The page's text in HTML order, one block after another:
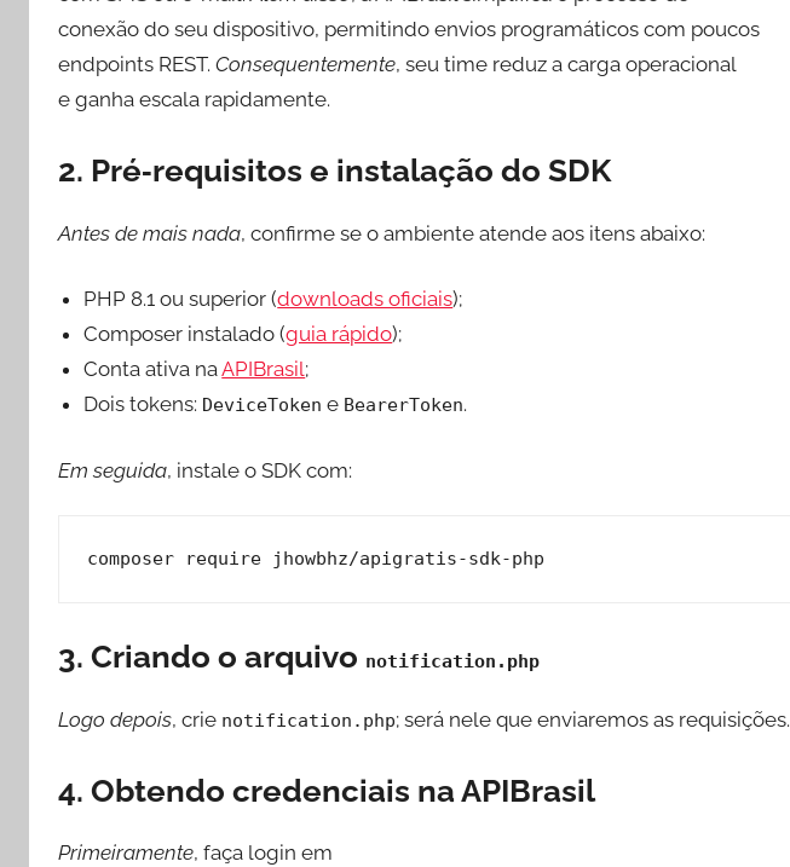
conexão do seu dispositivo, permitindo envios programáticos com poucos
endpoints REST. Consequentemente, seu time reduz a carga operacional
e ganha escala rapidamente.
2. Pré‑requisitos e instalação do SDK
Antes de mais nada, confirme se o ambiente atende aos itens abaixo:
PHP 8.1 ou superior (downloads oficiais);
Composer instalado (guia rápido);
Conta ativa naAPIBrasil;
Dois tokens: DeviceToken e BearerToken.
Em seguida, instale o SDK com:
composer require jhowbhz/apigratis-sdk-php
3. Criando o arquivo notification.php
Logo depois, crie notification.php; será nele que enviaremos as requisições.
4. Obtendo credenciais na APIBrasil
Primeiramente, faça login em